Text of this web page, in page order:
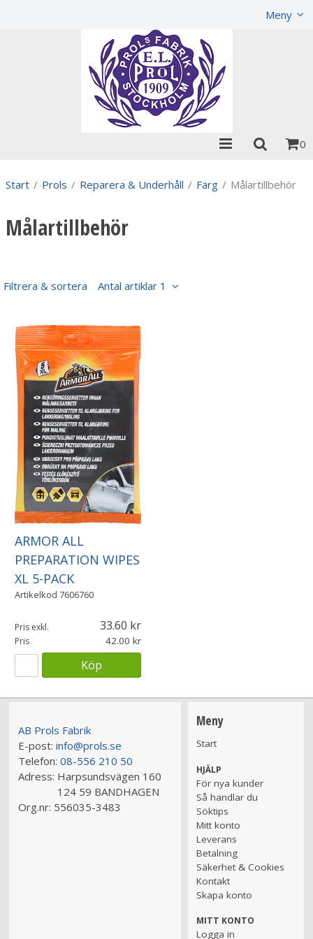
Meny
0
Start / Prols / Reparera & Underhåll / Färg / Målartillbehör
Målartillbehör
Filtrera & sortera Antal artiklar 1
ARMOR ALL
PREPARATION WIPES
XL 5-PACK
Artikelkod 7606760
Pris exkl. 33.60
Pris 42.00
Köp
AB Prols Fabrik
E-post: info@prols.se
Telefon: 08-556 210 50
Adress: Harpsundsvägen 160
124 59 BANDHAGEN
Org.nr: 556035-3483
Meny
Start
HJÄLP
För nya kunder
Så handlar du
Söktips
Mitt konto
Leverans
Betalning
Säkerhet & Cookies
Kontakt
Skapa konto
MITT KONTO
Logga in